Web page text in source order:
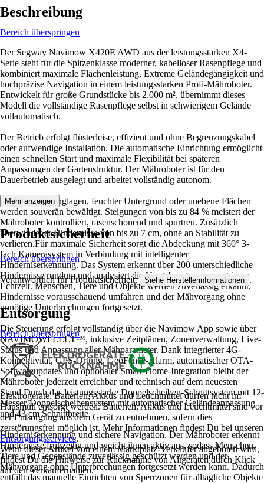
Beschreibung
Bereich überspringen
Der Segway Navimow X420E AWD aus der leistungsstarken X4-
Serie steht für die Spitzenklasse moderner, kabelloser Rasenpflege und
kombiniert maximale Flächenleistung, Extreme Geländegängigkeit und
hochpräzise Navigation in einem leistungsstarken Profi-Mähroboter.
Entwickelt für große Grundstücke bis 2.000 m², übernimmt dieses
Modell die vollständige Rasenpflege selbst in schwierigem Gelände
vollautomatisch.
Der Betrieb erfolgt flüsterleise, effizient und ohne Begrenzungskabel
oder aufwendige Installation. Die automatische Einrichtung ermöglicht
einen schnellen Start und maximale Flexibilität bei späteren
Anpassungen der Gartenstruktur. Der Mähroboter ist für den
Dauerbetrieb ausgelegt und arbeitet vollständig autonom.
Selbst steile Hanglagen, feuchter Untergrund oder unebene Flächen
werden souverän bewältigt. Steigungen von bis zu 84 % meistert der
Mähroboter kontrolliert, rasenschonend und spurtreu. Zusätzlich
überwindet er Hindernisse von bis zu 7 cm, ohne an Stabilität zu
verlieren.Für maximale Sicherheit sorgt die Abdeckung mit 360° 3-
fach Kamerasystem in Verbindung mit intelligenter
Hinderniserkennung. Das System erkennt über 200 unterschiedliche
Hindernisse rundum und analysiert die Umgebung permanent in
Echtzeit. Menschen, Tiere und Objekte werden zuverlässig erkannt,
Hindernisse vorausschauend umfahren und der Mähvorgang ohne
unnötige Unterbrechungen fortgesetzt.
Die Steuerung erfolgt vollständig über die Navimow App sowie über
NAVIMOWFLEET™, inklusive Zeitplänen, Zonenverwaltung, Live-
Status und Anpassung aller Mähparameter. Dank integrierter 4G-
Konnektivität, GPS-Ortung, GeoFence-Alarm, automatischer OTA-
Softwareupdates und optionaler Smart-Home-Integration bleibt der
Mähroboter jederzeit erreichbar und technisch auf dem neuesten
Stand.Durch das leistungsstarke Doppelscheiben-Schnittsystem mit 12-
Messer-Doppelscheibensystem mit automatischer Geländeanpassung
und 43 cm Schnittbreite.
Hinderniserkennung und sichere Navigation. Der Mähroboter erkennt
Hindernisse frühzeitig und weicht ihnen aktiv aus, sodass Menschen,
Tiere und Gegenstände zuverlässig geschützt werden und der
Mähvorgang ohne Unterbrechungen fortgesetzt werden kann. Dadurch
entfällt das manuelle Einrichten von Sperrzonen für alltägliche Objekte
Mehr anzeigen
Produktsicherheit
Bereich überspringen
Verantwortlich für Produktsicherheit: Siehe Herstellerinformationen .
Entsorgung
Bereich überspringen
Elektrogeräte, Batterien, Akkus und Leuchtmittel dürfen nicht im
Hausmüll entsorgt werden. Batterien, Akkus und Leuchtmittel sind vor
der Entsorgung aus dem Gerät zu entnehmen, sofern dies
zerstörungsfrei möglich ist. Mehr Informationen findest Du bei unseren
Entsorgungsservices.
Wenn dieser Artikel von einem Marktplatz-Verkäufer angeboten wird,
findest Du die Hinweise zur Rücknahme von Altgeräten durch Klick
auf den Verkäufernamen.